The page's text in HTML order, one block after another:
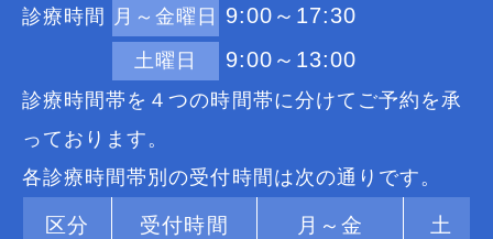
診療時間 月～金曜日 9:00～17:30
土曜日 9:00～13:00
診療時間帯を４つの時間帯に分けてご予約を承
っております。
各診療時間帯別の受付時間は次の通りです。
区分 受付時間 月～金 土